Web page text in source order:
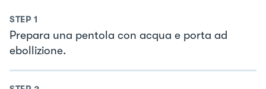
STEP 1
Prepara una pentola con acqua e porta ad
ebollizione.